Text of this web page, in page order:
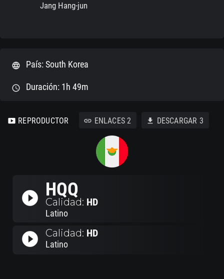
Jang Hang-jun
language País: South Korea
schedule Duración: 1h 49m
smart_display REPRODUCTOR link ENLACES 2 download DESCARGAR 3
play_circle_filled HQQ
Calidad: HD
Latino
play_circle_filled Calidad: HD
Latino